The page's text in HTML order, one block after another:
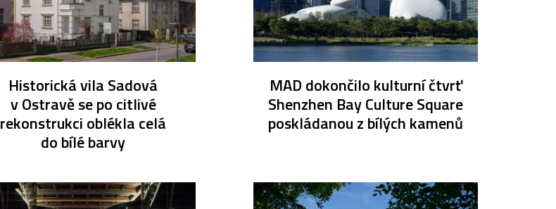
Historická vila Sadová
v Ostravě se po citlivé
rekonstrukci oblékla celá
do bílé barvy
MAD dokončilo kulturní čtvrť
Shenzhen Bay Culture Square
poskládanou z bílých kamenů